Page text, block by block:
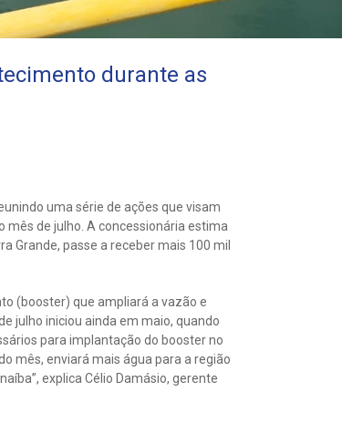
durante as
uma série de ações que visam
de julho. A concessionária estima
Grande, passe a receber mais 100 mil
(booster) que ampliará a vazão e
julho iniciou ainda em maio, quando
para implantação do booster no
mês, enviará mais água para a região
explica Célio Damásio, gerente